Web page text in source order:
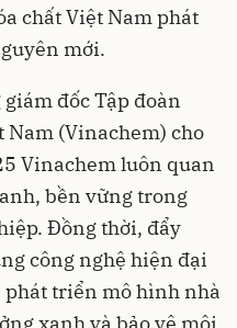
chất Việt Nam phát
mới.
giám đốc Tập đoàn
Nam (Vinachem) cho
Vinachem luôn quan
bền vững trong
Đồng thời, đẩy
công nghệ hiện đại
triển mô hình nhà